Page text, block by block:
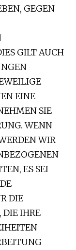
GEGEN
GILT AUCH
EINE
SIE
WENN
WIR
ES SEI
DIE
DIE IHRE